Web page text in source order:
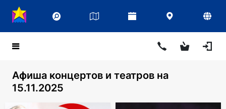
Афиша концертов и театров на
15.11.2025